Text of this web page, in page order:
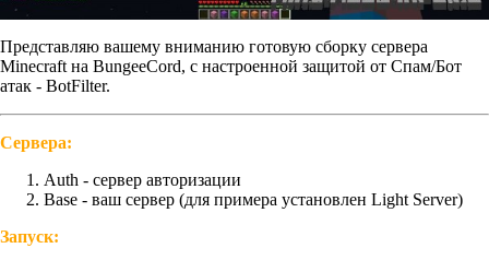
Представляю вашему вниманию готовую сборку сервера
Minecraft на BungeeCord, с настроенной защитой от Спам/Бот
атак - BotFilter.
Сервера:
Auth - сервер авторизации
Base - ваш сервер (для примера установлен Light Server)
Запуск: